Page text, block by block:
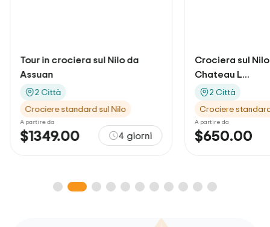
Crociera sul Nilo di 4 notti a
Chateau L...
2 Città
Crociere standard sul Nilo
A partire da
$650.00 5 giorni
Crociera sul
Chateau L...
2 Città
Crociere
A partire da
$530.00